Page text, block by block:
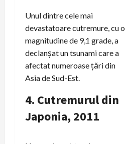
Unul dintre cele mai
devastatoare cutremure, cu o
magnitudine de 9,1 grade, a
declanșat un tsunami care a
afectat numeroase țări din
Asia de Sud-Est.
4. Cutremurul din
Japonia, 2011